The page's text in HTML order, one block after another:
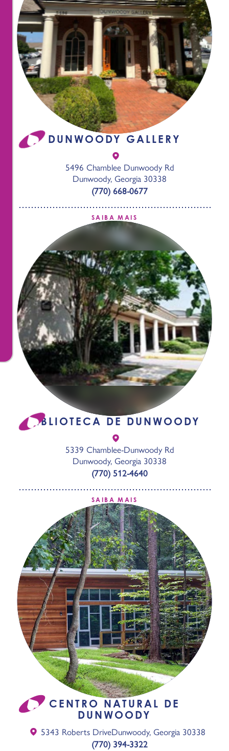
DUNWOODY GALLERY
5496 Chamblee Dunwoody Rd
Dunwoody, Georgia 30338
(770) 668-0677
SAIBA MAIS
BIBLIOTECA DE DUNWOODY
5339 Chamblee-Dunwoody Rd
Dunwoody, Georgia 30338
(770) 512-4640
SAIBA MAIS
CENTRO NATURAL DE
DUNWOODY
5343 Roberts DriveDunwoody, Georgia 30338
(770) 394-3322